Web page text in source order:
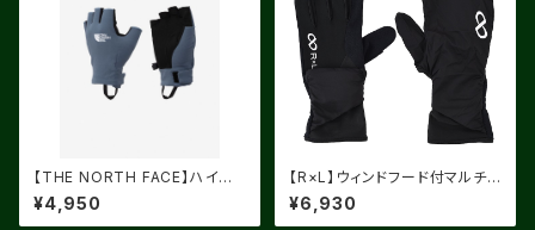
【THE NORTH FACE】ハイカ
ーズフィンガーレスグローブ（ユ
ニセックス）
¥4,950
【R×L】ウィンドフード付マルチグ
ローブ
¥6,930